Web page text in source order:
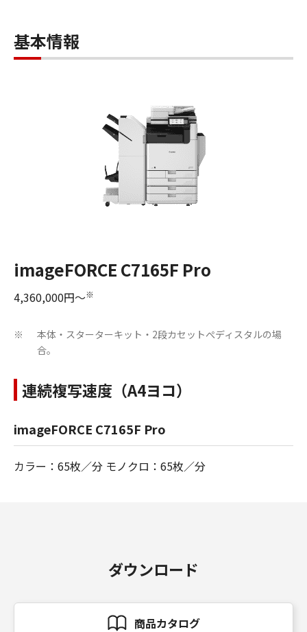
基本情報
imageFORCE C7165F Pro
4,360,000円～※
※
本体・スターターキット・2段カセットぺディスタルの場
合。
連続複写速度（A4ヨコ）
imageFORCE C7165F Pro
カラー：65枚／分 モノクロ：65枚／分
ダウンロード
商品カタログ